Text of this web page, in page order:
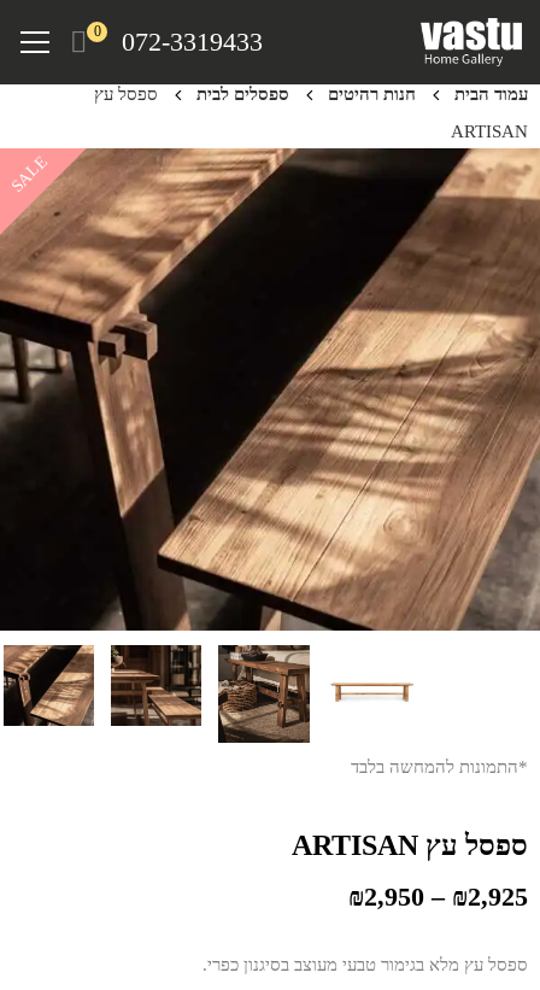
072-3319433
0
Menu
עמוד הבית חנות רהיטים ספסלים לבית
ספסל עץ
ARTISAN
SALE
*התמונות להמחשה בלבד
ספסל עץ ARTISAN
₪2,925
–
₪2,950
ספסל עץ מלא בגימור טבעי מעוצב בסיגנון כפרי.